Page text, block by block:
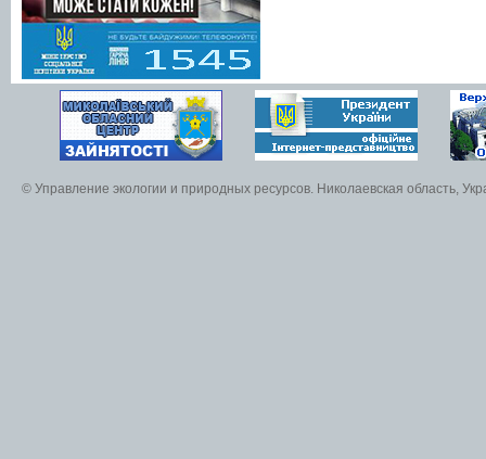
© Управление экологии и природных ресурсов. Николаевская область,